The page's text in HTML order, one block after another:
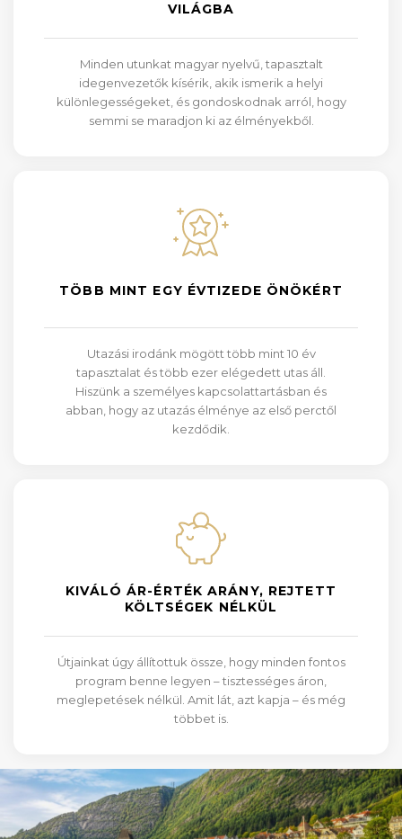
VILÁGBA
Minden utunkat magyar nyelvű, tapasztalt
idegenvezetők kísérik, akik ismerik a helyi
különlegességeket, és gondoskodnak arról, hogy
semmi se maradjon ki az élményekből.
TÖBB MINT EGY ÉVTIZEDE ÖNÖKÉRT
Utazási irodánk mögött több mint 10 év
tapasztalat és több ezer elégedett utas áll.
Hiszünk a személyes kapcsolattartásban és
abban, hogy az utazás élménye az első perctől
kezdődik.
KIVÁLÓ ÁR-ÉRTÉK ARÁNY, REJTETT
KÖLTSÉGEK NÉLKÜL
Útjainkat úgy állítottuk össze, hogy minden fontos
program benne legyen – tisztességes áron,
meglepetések nélkül. Amit lát, azt kapja – és még
többet is.